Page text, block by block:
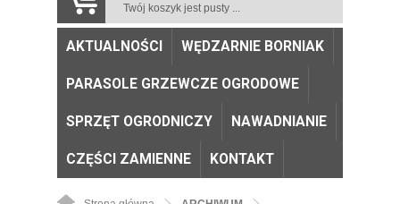
Twój koszyk jest pusty ...
AKTUALNOŚCI WĘDZARNIE BORNIAK
PARASOLE GRZEWCZE OGRODOWE
SPRZĘT OGRODNICZY NAWADNIANIE
CZĘŚCI ZAMIENNE KONTAKT